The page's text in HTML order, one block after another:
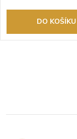
DO KOŠÍKU